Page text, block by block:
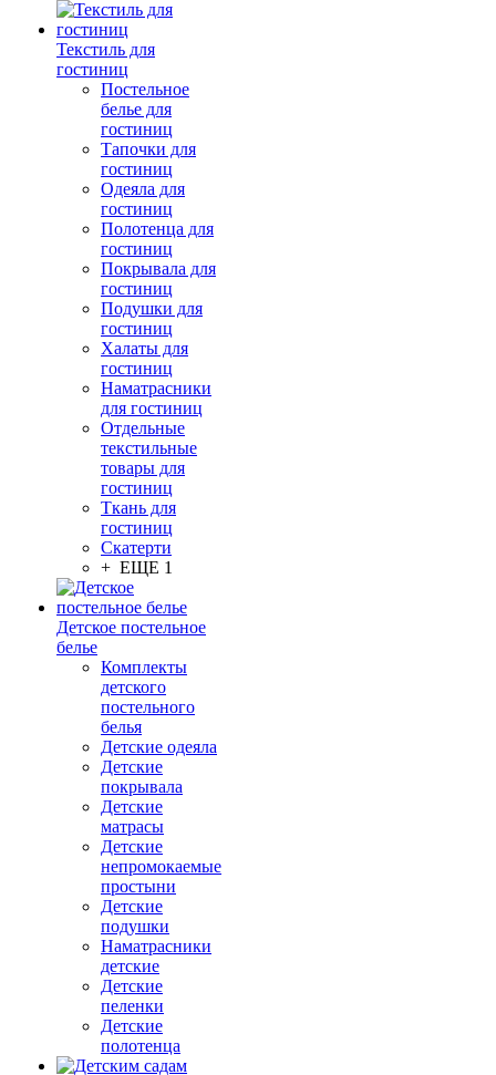
Текстиль для
гостиниц
Постельное
белье для
гостиниц
Тапочки для
гостиниц
Одеяла для
гостиниц
Полотенца для
гостиниц
Покрывала для
гостиниц
Подушки для
гостиниц
Халаты для
гостиниц
Наматрасники
для гостиниц
Отдельные
текстильные
товары для
гостиниц
Ткань для
гостиниц
Скатерти
+ ЕЩЕ 1
Детское постельное
белье
Комплекты
детского
постельного
белья
Детские одеяла
Детские
покрывала
Детские
матрасы
Детские
непромокаемые
простыни
Детские
подушки
Наматрасники
детские
Детские
пеленки
Детские
полотенца